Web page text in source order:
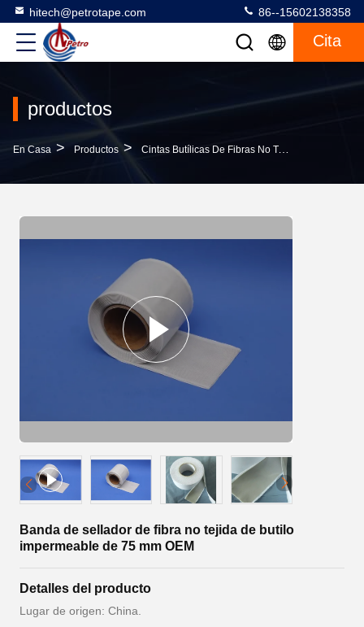
hitech@petrotape.com 86--15602138358
Cita
productos
En Casa > Productos > Cintas Butílicas De Fibras No Tejidas
Banda de sellador de fibra no tejida de butilo
impermeable de 75 mm OEM
Detalles del producto
Lugar de origen: China.